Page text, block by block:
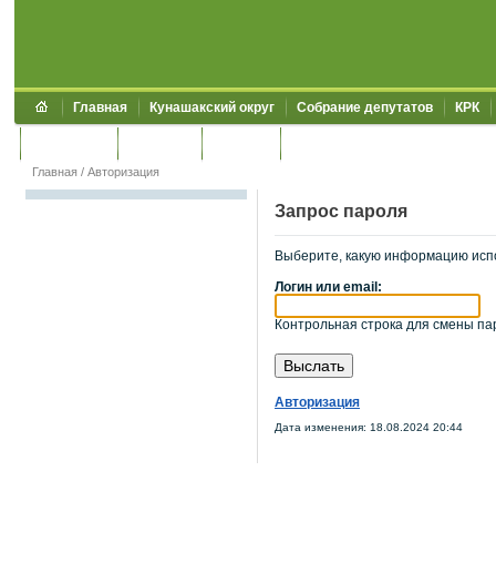
Главная Кунашакский округ Собрание депутатов КРК
Главная / Авторизация
Запрос пароля
Выберите, какую информацию
Логин или email:
Контрольная строка для смены
Авторизация
Дата изменения: 18.08.2024 20:44